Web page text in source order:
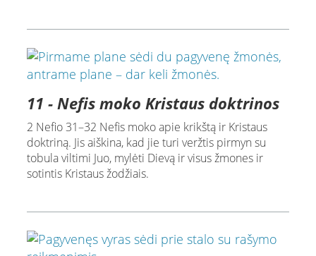
11 - Nefis moko Kristaus doktrinos
2 Nefio 31–32 Nefis moko apie krikštą ir Kristaus
doktriną. Jis aiškina, kad jie turi veržtis pirmyn su
tobula viltimi Juo, mylėti Dievą ir visus žmones ir
sotintis Kristaus žodžiais.